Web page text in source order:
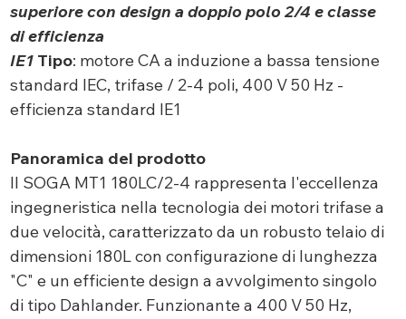
superiore con design a doppio polo 2/4 e classe
di efficienza
IE1Tipo: motore CA a induzione a bassa tensione
standard IEC, trifase / 2-4 poli, 400 V 50 Hz -
efficienza standard IE1
Panoramica del prodotto
Il SOGA MT1 180LC/2-4 rappresenta l'eccellenza
ingegneristica nella tecnologia dei motori trifase a
due velocità, caratterizzato da un robusto telaio di
dimensioni 180L con configurazione di lunghezza
"C" e un efficiente design a avvolgimento singolo
di tipo Dahlander. Funzionante a 400 V 50 Hz,